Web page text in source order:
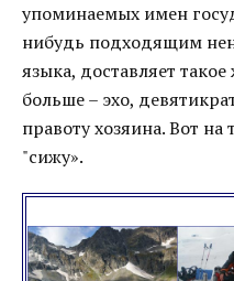
упоминаемых имен
нибудь подходящим
языка, доставляет
больше – эхо,
правоту хозяина. Вот на
"сижу».